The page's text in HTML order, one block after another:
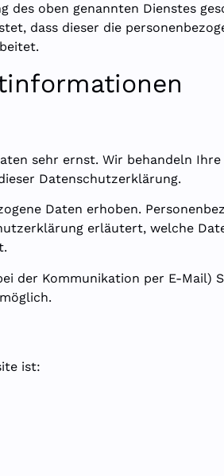
oben genannten Dienstes
dass dieser die
sehr ernst. Wir behandeln
Datenschutzerklärung.
Daten erhoben.
erläutert, welche
der Kommunikation per E-Mail)
ist: